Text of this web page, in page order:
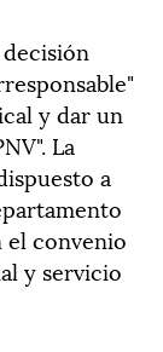
y dar un
La
a
el convenio
y servicio